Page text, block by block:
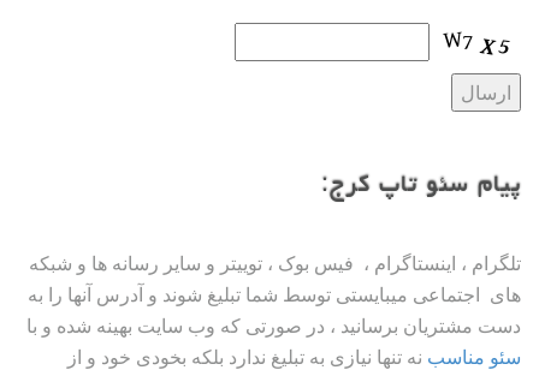
پیام سئو تاپ کرج:
تلگرام ، اینستاگرام ، فیس بوک ، توییتر و سایر رسانه ها و شبکه
های اجتماعی میبایستی توسط شما تبلیغ شوند و آدرس آنها را به
دست مشتریان برسانید ، در صورتی که وب سایت بهینه شده و با
سئو مناسب نه تنها نیازی به تبلیغ ندارد بلکه بخودی خود و از